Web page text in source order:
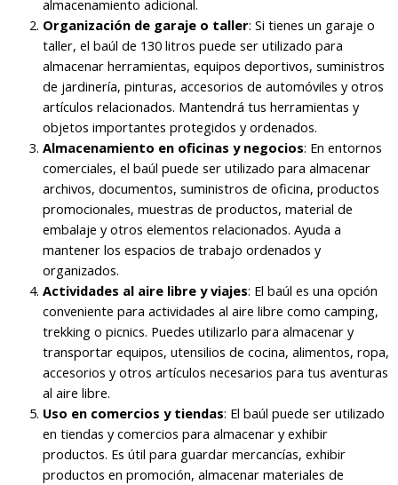
almacenamiento adicional.
Organización de garaje o taller: Si tienes un garaje o
taller, el baúl de 130 litros puede ser utilizado para
almacenar herramientas, equipos deportivos, suministros
de jardinería, pinturas, accesorios de automóviles y otros
artículos relacionados. Mantendrá tus herramientas y
objetos importantes protegidos y ordenados.
Almacenamiento en oficinas y negocios: En entornos
comerciales, el baúl puede ser utilizado para almacenar
archivos, documentos, suministros de oficina, productos
promocionales, muestras de productos, material de
embalaje y otros elementos relacionados. Ayuda a
mantener los espacios de trabajo ordenados y
organizados.
Actividades al aire libre y viajes: El baúl es una opción
conveniente para actividades al aire libre como camping,
trekking o picnics. Puedes utilizarlo para almacenar y
transportar equipos, utensilios de cocina, alimentos, ropa,
accesorios y otros artículos necesarios para tus aventuras
al aire libre.
Uso en comercios y tiendas: El baúl puede ser utilizado
en tiendas y comercios para almacenar y exhibir
productos. Es útil para guardar mercancías, exhibir
productos en promoción, almacenar materiales de